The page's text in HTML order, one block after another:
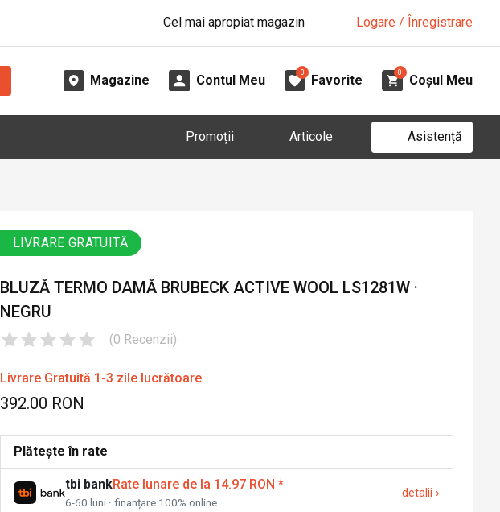
Cel mai apropiat magazin Logare / Înregistrare
Magazine Contul Meu
0
Favorite
0
Coșul Meu
Promoții Articole Asistență
LIVRARE GRATUITĂ
BLUZĂ TERMO DAMĂ BRUBECK ACTIVE WOOL LS1281W ·
NEGRU
(0 Recenzii)
Livrare Gratuită 1-3 zile lucrătoare
392.00 RON
Plătește în rate
tbi bankRate lunare de la 14.97 RON *
6-60 luni · finanțare 100% online
detalii ›